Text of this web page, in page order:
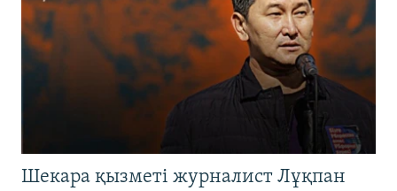
Шекара қызметі журналист Лұқпан